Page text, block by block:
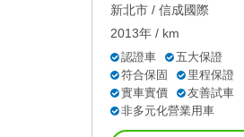
新北市 / 信成國際
2013年 / km
認證車
五大保證
符合保固
里程保證
實車實價
友善試車
非多元化營業用車